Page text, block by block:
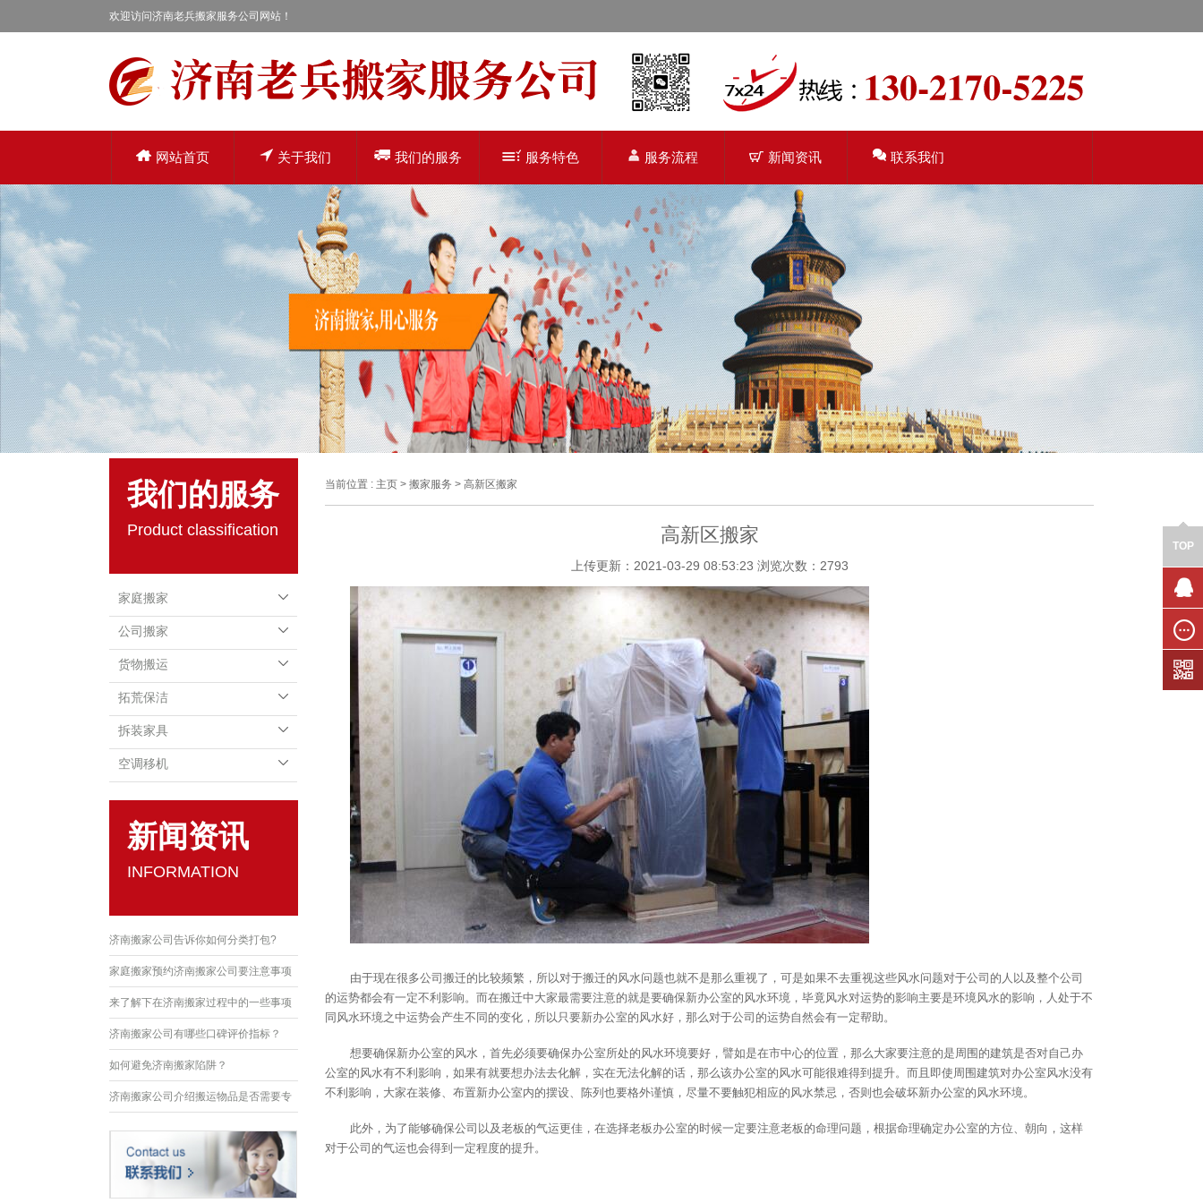
欢迎访问济南老兵搬家服务公司网站！
网站首页 关于我们 我们的服务 服务特色 服务流程 新闻资讯 联系我们
我们的服务
Product classification
家庭搬家
公司搬家
货物搬运
拓荒保洁
拆装家具
空调移机
新闻资讯
INFORMATION
济南搬家公司告诉你如何分类打包?
家庭搬家预约济南搬家公司要注意事项
来了解下在济南搬家过程中的一些事项
济南搬家公司有哪些口碑评价指标？
如何避免济南搬家陷阱？
济南搬家公司介绍搬运物品是否需要专
当前位置 : 主页 > 搬家服务 > 高新区搬家
高新区搬家
上传更新：2021-03-29 08:53:23 浏览次数：2793
由于现在很多公司搬迁的比较频繁，所以对于搬迁的风水问题也就不是那么重视了，可是如果不去重视这些风水问题对于公司的人以及整个公司
的运势都会有一定不利影响。而在搬迁中大家最需要注意的就是要确保新办公室的风水环境，毕竟风水对运势的影响主要是环境风水的影响，人处于不
同风水环境之中运势会产生不同的变化，所以只要新办公室的风水好，那么对于公司的运势自然会有一定帮助。
想要确保新办公室的风水，首先必须要确保办公室所处的风水环境要好，譬如是在市中心的位置，那么大家要注意的是周围的建筑是否对自己办
公室的风水有不利影响，如果有就要想办法去化解，实在无法化解的话，那么该办公室的风水可能很难得到提升。而且即使周围建筑对办公室风水没有
不利影响，大家在装修、布置新办公室内的摆设、陈列也要格外谨慎，尽量不要触犯相应的风水禁忌，否则也会破坏新办公室的风水环境。
此外，为了能够确保公司以及老板的气运更佳，在选择老板办公室的时候一定要注意老板的命理问题，根据命理确定办公室的方位、朝向，这样
对于公司的气运也会得到一定程度的提升。
TOP
联系我
在线留